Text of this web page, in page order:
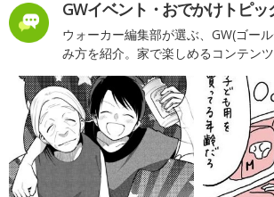
GWイベント・おでかけトピッ
ウォーカー編集部が選ぶ、GW(ゴー
み方を紹介。家で楽しめるコンテンツ